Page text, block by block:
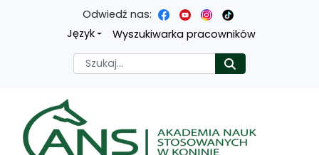
Przejdź
treści
głównej
Przejdź
menu
nawigacyjnego
Przejdź
wyszukiwarki
Przejdź
mapy
strony
Odwiedź nas:
Język
Wyszukiwarka pracowników
Szukaj
Akademia nauk